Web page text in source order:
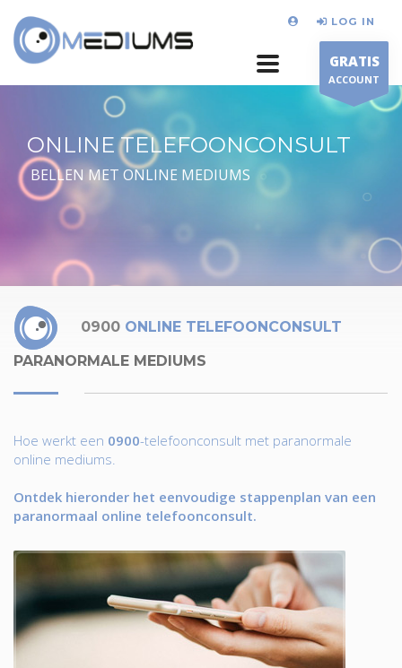
LOG IN
GRATIS
ACCOUNT
ONLINE TELEFOONCONSULT
BELLEN MET ONLINE MEDIUMS
0900 ONLINE TELEFOONCONSULT
PARANORMALE MEDIUMS
Hoe werkt een 0900-telefoonconsult met paranormale
online mediums.
Ontdek hieronder het eenvoudige stappenplan van een
paranormaal online telefoonconsult.